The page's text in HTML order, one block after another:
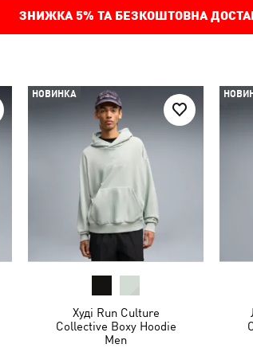
ЗНИЖКА 5% ТА БЕЗКОШТОВНА
НОВИНКА
Худі Run Culture
Collective Boxy Hoodie
Men